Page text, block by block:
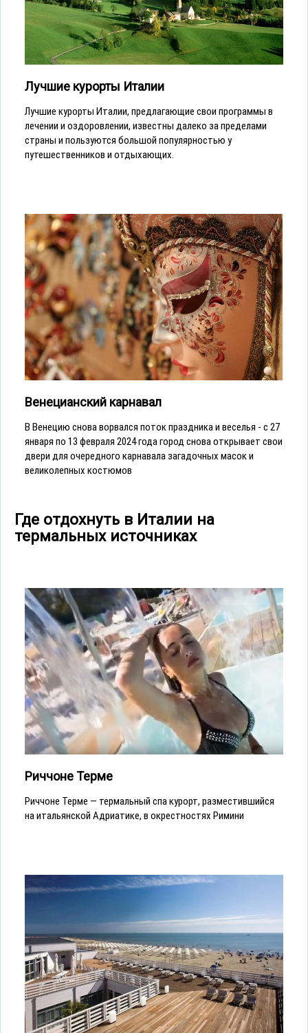
Лучшие курорты Италии
Лучшие курорты Италии, предлагающие свои программы в
лечении и оздоровлении, известны далеко за пределами
страны и пользуются большой популярностью у
путешественников и отдыхающих.
Венецианский карнавал
В Венецию снова ворвался поток праздника и веселья - с 27
января по 13 февраля 2024 года город снова открывает свои
двери для очередного карнавала загадочных масок и
великолепных костюмов
Где отдохнуть в Италии на
термальных источниках
Риччоне Терме
Риччоне Терме — термальный спа курорт, разместившийся
на итальянской Адриатике, в окрестностях Римини